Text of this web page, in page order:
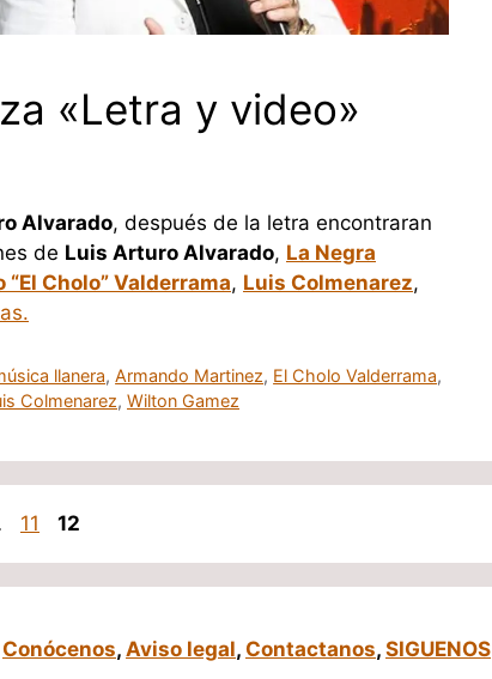
«Letra y video»
Alvarado, después de la letra encontraran
de Luis Arturo Alvarado, La Negra
“El Cholo” Valderrama, Luis Colmenarez,
llanera,Armando Martinez, El Cholo Valderrama,
Colmenarez, Wilton Gamez
Página
11 Página
12
Conócenos, Aviso legal, Contactanos, SIGUENOS